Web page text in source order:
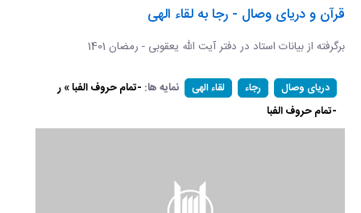
قرآن و دریای وصال - رجا به لقاء الهی
برگرفته از بیانات استاد در دفتر آیت الله یعقوبی - رمضان 1401
دریای وصال رجاء لقاء الهی نمایه ها: -تمام حروف الفبا » ر
-تمام حروف الفبا